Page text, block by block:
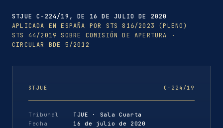
STJUE C-224/19, DE 16 DE JULIO DE 2020
APLICADA EN ESPAÑA POR STS 816/2023 (PLENO)
STS 44/2019 SOBRE COMISIÓN DE APERTURA ·
CIRCULAR BDE 5/2012
STJUE C-224/19
Tribunal
TJUE · Sala Cuarta
Fecha
16 de julio de 2020